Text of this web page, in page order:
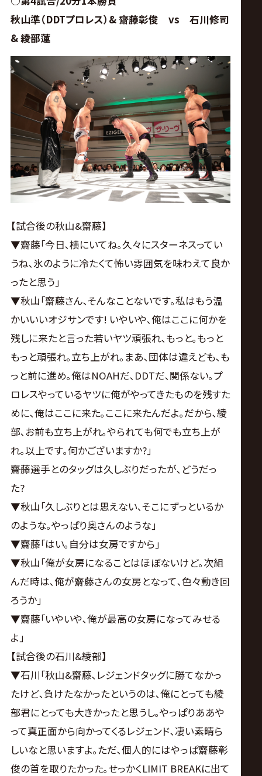
秋山準（DDTプロレス）& 齋藤彰俊 vs 石川修司
& 綾部蓮
【試合後の秋山&齋藤】
▼齋藤｢今日､横にいてね｡久々にスターネスってい
うね､氷のように冷たくて怖い雰囲気を味わえて良か
ったと思う｣
▼秋山｢齋藤さん､そんなことないです｡私はもう温
かいいいオジサンです! いやいや､俺はここに何かを
残しに来たと言った若いヤツ頑張れ､もっと｡もっと
もっと頑張れ｡立ち上がれ｡まあ､団体は違えども､も
っと前に進め｡俺はNOAHだ､DDTだ､関係ない｡プ
ロレスやっているヤツに俺がやってきたものを残すた
めに､俺はここに来た｡ここに来たんだよ｡だから､綾
部､お前も立ち上がれ｡やられても何でも立ち上が
れ｡以上です｡何かございますか?｣
――齋藤選手とのタッグは久しぶりだったが､どうだっ
た?
▼秋山｢久しぶりとは思えない､そこにずっといるか
のような｡やっぱり奥さんのような｣
▼齋藤｢はい｡自分は女房ですから｣
▼秋山｢俺が女房になることはほぼないけど｡次組
んだ時は､俺が齋藤さんの女房となって､色々動き回
ろうか｣
▼齋藤｢いやいや､俺が最高の女房になってみせる
よ｣
【試合後の石川&綾部】
▼石川｢秋山&齋藤､レジェンドタッグに勝てなかっ
たけど､負けたなかったというのは､俺にとっても綾
部君にとっても大きかったと思うし｡やっぱりああや
って真正面から向かってくるレジェンド､凄い素晴ら
しいなと思いますよ｡ただ､個人的にはやっぱ齋藤彰
俊の首を取りたかった｡せっかくLIMIT BREAKに出て